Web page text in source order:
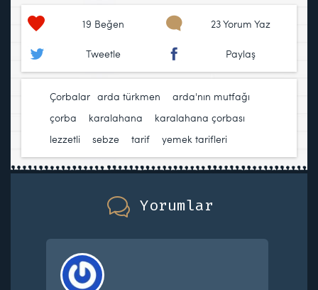
19 Beğen 23 Yorum Yaz
Tweetle Paylaş
Çorbalar arda türkmen arda'nın mutfağı
çorba
karalahana karalahana çorbası
lezzetli
sebze tarif yemek tarifleri
Yorumlar